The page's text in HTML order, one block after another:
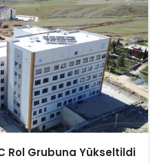
Rol Grubuna Yükseltildi